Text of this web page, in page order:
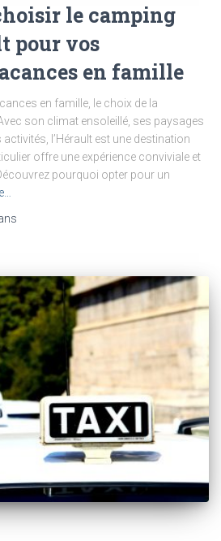
le camping
pour vos
en famille
en famille, le choix de la
son climat ensoleillé, ses paysages
l’Hérault est une destination
offre une expérience conviviale et
pourquoi opter pour un